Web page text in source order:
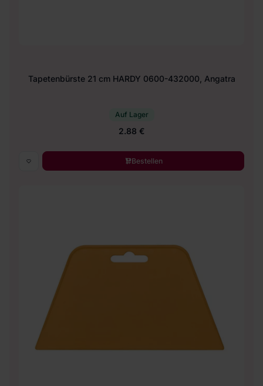
Tapetenbürste 21 cm HARDY 0600-432000, Angatra
Auf Lager
2.88 €
Bestellen